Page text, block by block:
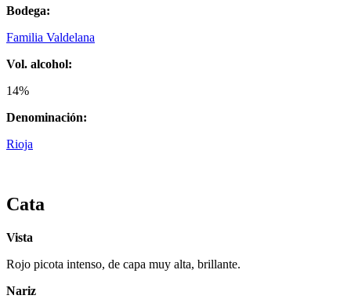
Bodega:
Familia Valdelana
Vol. alcohol:
14%
Denominación:
Rioja
Cata
Vista
Rojo picota intenso, de capa muy alta, brillante.
Nariz